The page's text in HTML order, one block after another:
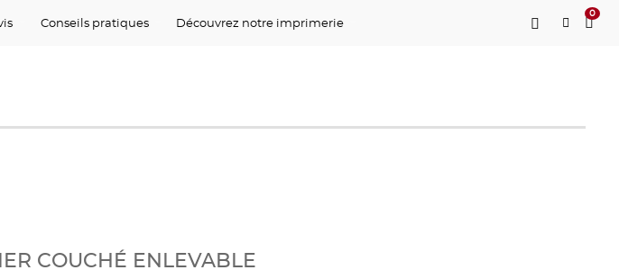
Conseils pratiques Découvrez notre imprimerie
0
COUCHÉ ENLEVABLE